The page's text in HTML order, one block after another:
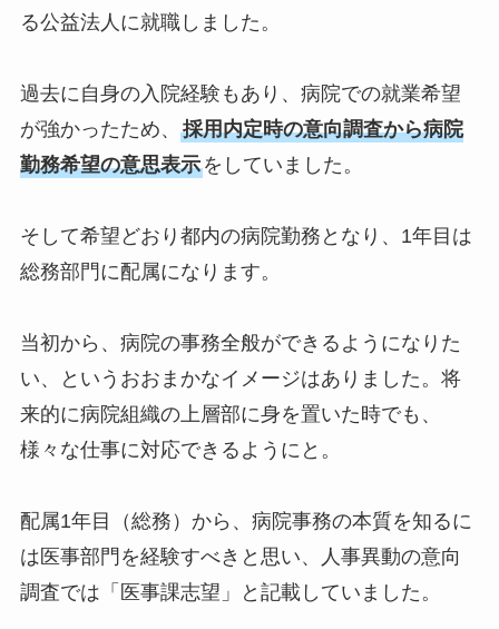
る公益法人に就職しました。
過去に自身の入院経験もあり、病院での就業希望
が強かったため、 採用内定時の意向調査から病院
勤務希望の意思表示をしていました。
そして希望どおり都内の病院勤務となり、1年目は
総務部門に配属になります。
当初から、病院の事務全般ができるようになりた
い、というおおまかなイメージはありました。将
来的に病院組織の上層部に身を置いた時でも、
様々な仕事に対応できるようにと。
配属1年目（総務）から、病院事務の本質を知るに
は医事部門を経験すべきと思い、人事異動の意向
調査では「医事課志望」と記載していました。